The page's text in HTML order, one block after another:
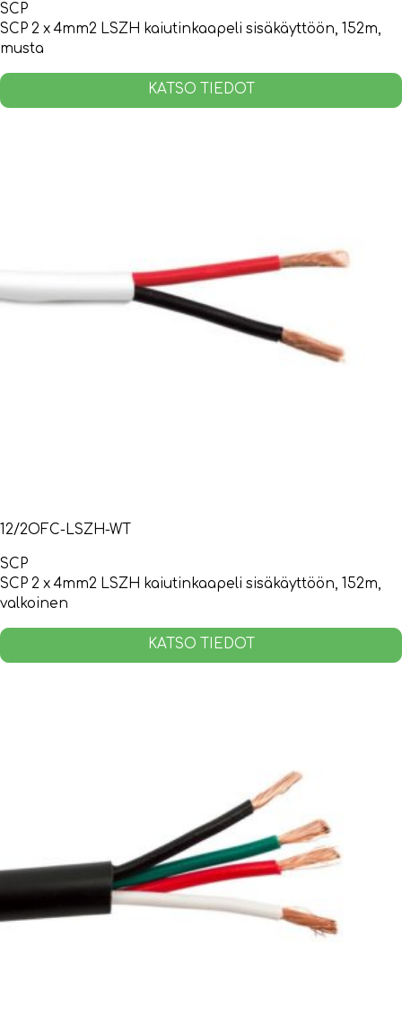
SCP
SCP 2 x 4mm2 LSZH kaiutinkaapeli sisäkäyttöön, 152m,
musta
KATSO TIEDOT
12/2OFC-LSZH-WT
SCP
SCP 2 x 4mm2 LSZH kaiutinkaapeli sisäkäyttöön, 152m,
valkoinen
KATSO TIEDOT